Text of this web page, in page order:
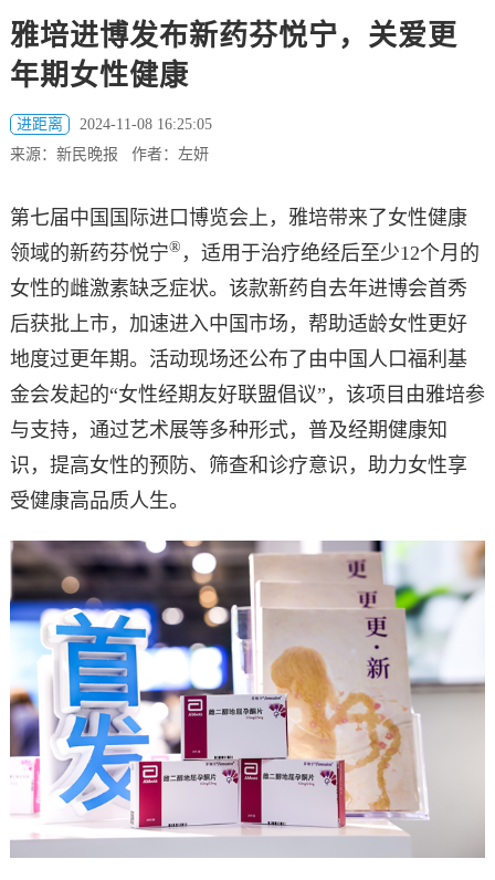
雅培进博发布新药芬悦宁，关爱更
年期女性健康
进距离
2024-11-08 16:25:05
来源：新民晚报 作者：左妍
第七届中国国际进口博览会上，雅培带来了女性健康
领域的新药芬悦宁® ，适用于治疗绝经后至少12个月的
女性的雌激素缺乏症状。该款新药自去年进博会首秀
后获批上市，加速进入中国市场，帮助适龄女性更好
地度过更年期。活动现场还公布了由中国人口福利基
金会发起的“女性经期友好联盟倡议”，该项目由雅培参
与支持，通过艺术展等多种形式，普及经期健康知
识，提高女性的预防、筛查和诊疗意识，助力女性享
受健康高品质人生。